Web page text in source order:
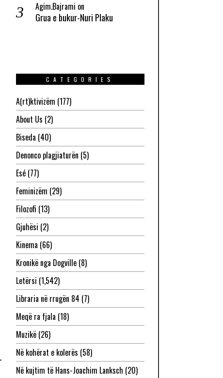
Agim.Bajrami on
Grua e bukur-Nuri Plaku
CATEGORIES
A(rt)ktivizëm (177)
About Us (2)
Biseda (40)
Denonco plagjiaturën (5)
Esé(77)
Feminizëm (29)
Filozofi (13)
Gjuhësi (2)
Kinema (66)
Kronikë nga Dogville(8)
Letërsi (1,542)
Libraria në rrugën 84 (7)
Meqë ra fjala (18)
Muzikë(26)
Në kohërat e kolerës (58)
Në kujtim të Hans-Joachim Lanksch (20)